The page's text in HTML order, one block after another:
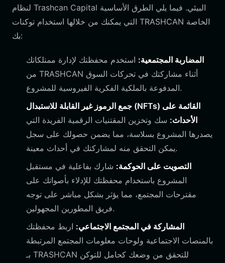
لنظام Trashcan Capital البيئي. فيما يلي الطرق الأساسية
التي يمكنك من خلالها استخدام توكنات TRASHCAN الخاصة
بك:
المضاربة المجتمعية: استخدم محفظتك لإدارة ممتلكاتك
من TRASHCAN أثناء مشاركتك في تحركات السوق
المدفوعة بالملكية الفكرية الفيروسية للمشروع.
جمع الرموز غير القابلة للاستبدال (NFTs) القائمة على
الأحداث: سك وتخزين المقتنيات الرقمية الفريدة التي
يصدرها المشروع بسلاسة، مما يضمن حصولك على سجل
يمكن التحقق منه لمشاركتك في أحداث معينة.
التصويت على الحوكمة: شارك بفاعلية في مستقبل
المشروع باستخدام محفظتك للإدلاء بأصواتك على
مقترحات المجتمع، مما يؤثر بشكل مباشر على توجه
فريق المطورين المجهولين.
المشاركة في المجتمع الاجتماعي: اربط محفظتك
بالمنصات الاجتماعية ولوحات معلومات المجتمع المرتبطة
بـ TRASHCAN للتحقق من وضعك كحامل للتوكن